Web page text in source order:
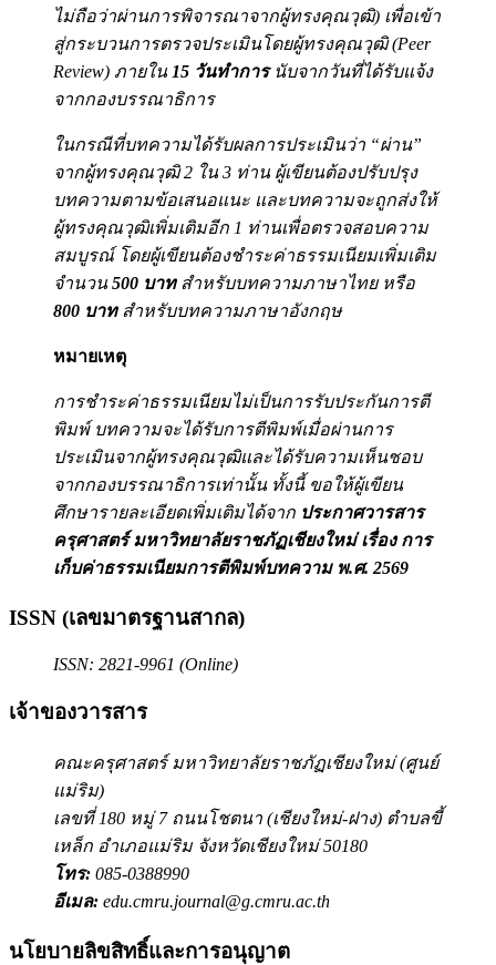
ไม่ถือว่าผ่านการพิจารณาจากผู้ทรงคุณวุฒิ) เพื่อเข้า
สู่กระบวนการตรวจประเมินโดยผู้ทรงคุณวุฒิ (Peer
Review) ภายใน 15 วันทำการนับจากวันที่ได้รับแจ้ง
จากกองบรรณาธิการ
ในกรณีที่บทความได้รับผลการประเมินว่า “ผ่าน”
จากผู้ทรงคุณวุฒิ 2 ใน 3 ท่าน ผู้เขียนต้องปรับปรุง
บทความตามข้อเสนอแนะ และบทความจะถูกส่งให้
ผู้ทรงคุณวุฒิเพิ่มเติมอีก 1 ท่านเพื่อตรวจสอบความ
สมบูรณ์ โดยผู้เขียนต้องชำระค่าธรรมเนียมเพิ่มเติม
จำนวน 500 บาทสำหรับบทความภาษาไทย หรือ
800 บาทสำหรับบทความภาษาอังกฤษ
หมายเหตุ
การชำระค่าธรรมเนียมไม่เป็นการรับประกันการตี
พิมพ์ บทความจะได้รับการตีพิมพ์เมื่อผ่านการ
ประเมินจากผู้ทรงคุณวุฒิและได้รับความเห็นชอบ
จากกองบรรณาธิการเท่านั้น ทั้งนี้ ขอให้ผู้เขียน
ศึกษารายละเอียดเพิ่มเติมได้จาก ประกาศวารสาร
ครุศาสตร์ มหาวิทยาลัยราชภัฏเชียงใหม่ เรื่อง การ
เก็บค่าธรรมเนียมการตีพิมพ์บทความ พ.ศ. 2569
ISSN (เลขมาตรฐานสากล)
ISSN: 2821-9961 (Online)
เจ้าของวารสาร
คณะครุศาสตร์ มหาวิทยาลัยราชภัฏเชียงใหม่ (ศูนย์
แม่ริม)
เลขที่ 180 หมู่ 7 ถนนโชตนา (เชียงใหม่-ฝาง) ตำบลขี้
เหล็ก อำเภอแม่ริม จังหวัดเชียงใหม่ 50180
โทร: 085-0388990
อีเมล: edu.cmru.journal@g.cmru.ac.th
นโยบายลิขสิทธิ์และการอนุญาต